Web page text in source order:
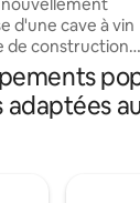
d'une cave à vin
de construction
culture viticole,
bois. La maison
également d'une
adaptées